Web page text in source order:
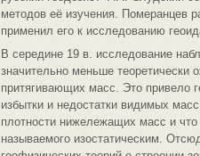
методов её изучения. Померанцев
применил его к исследованию
В середине 19 в. исследование
значительно меньше
притягивающих масс. Это привело
избытки и недостатки видимых
плотности нижележащих масс и что
называемого изостатическим.